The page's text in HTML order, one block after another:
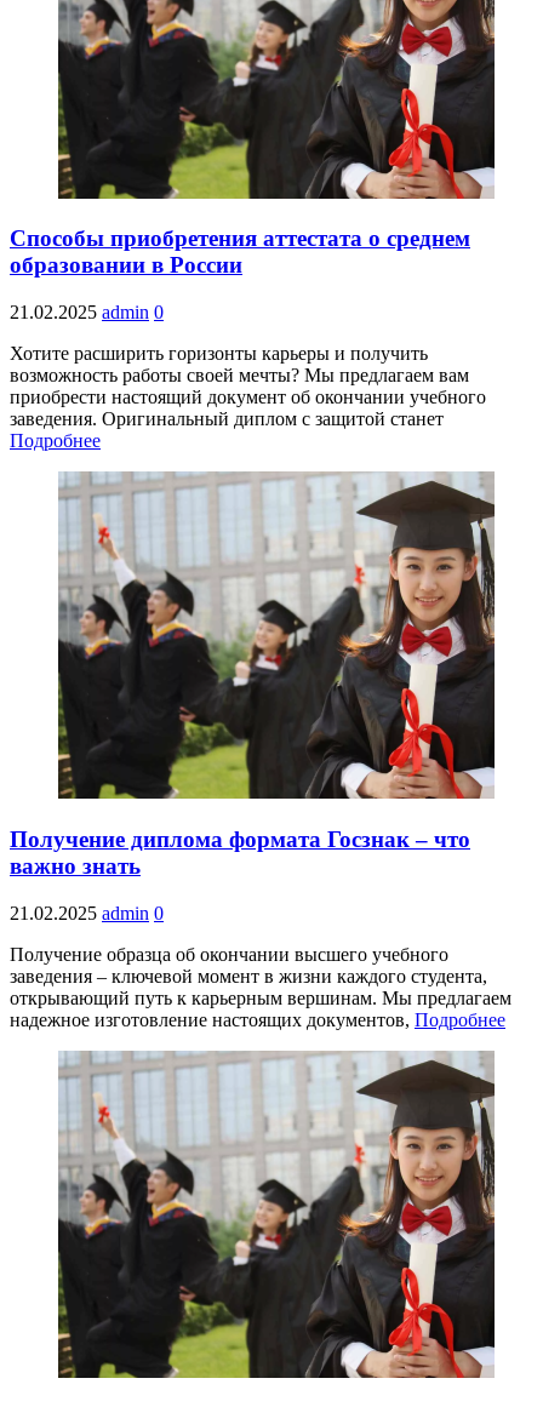
Способы приобретения аттестата о среднем
образовании в России
21.02.2025 admin 0
Хотите расширить горизонты карьеры и получить
возможность работы своей мечты? Мы предлагаем вам
приобрести настоящий документ об окончании учебного
заведения. Оригинальный диплом с защитой станет
Подробнее
Получение диплома формата Госзнак – что
важно знать
21.02.2025 admin 0
Получение образца об окончании высшего учебного
заведения – ключевой момент в жизни каждого студента,
открывающий путь к карьерным вершинам. Мы предлагаем
надежное изготовление настоящих документов, Подробнее